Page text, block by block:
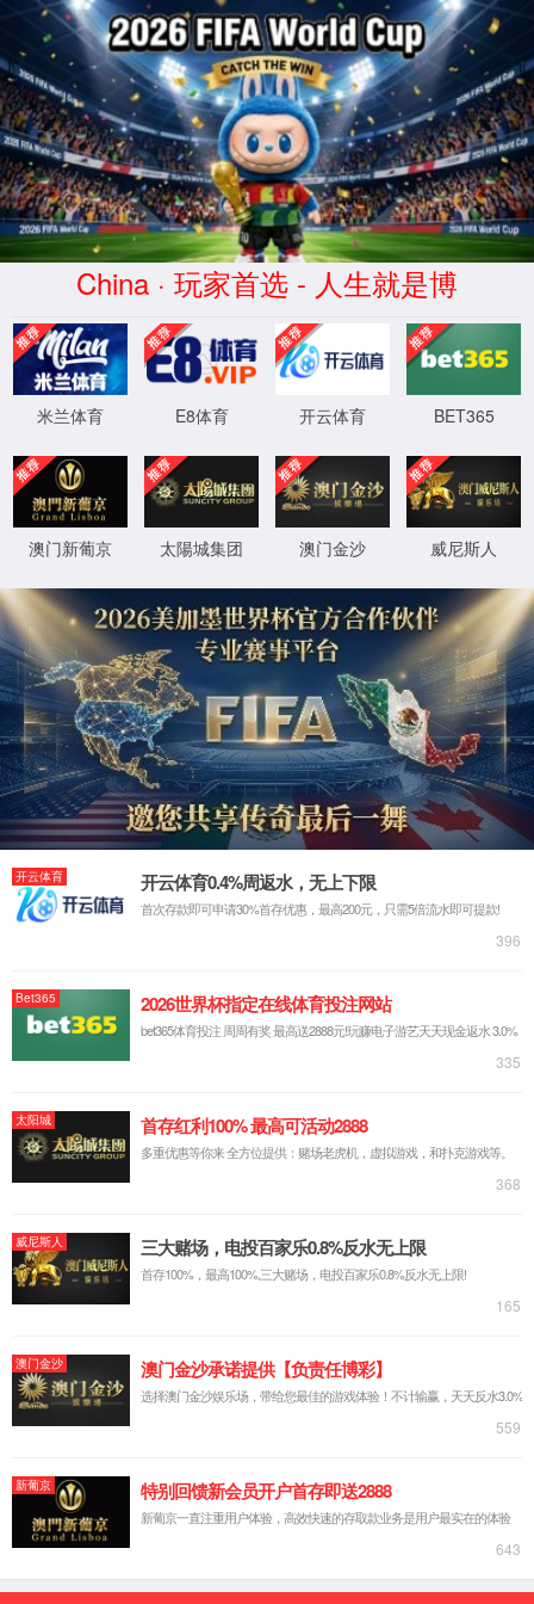
金沙js93252(Macau)集团有
股票代码 300292
首页
射频基础连接 光连接 新能源连接
射频连接
通讯天线
干式软光缆
第1页/共1页 共有
公司简介
公司简介
企业风貌
产品和业务
射频基础连接
新能源连接
新闻中心